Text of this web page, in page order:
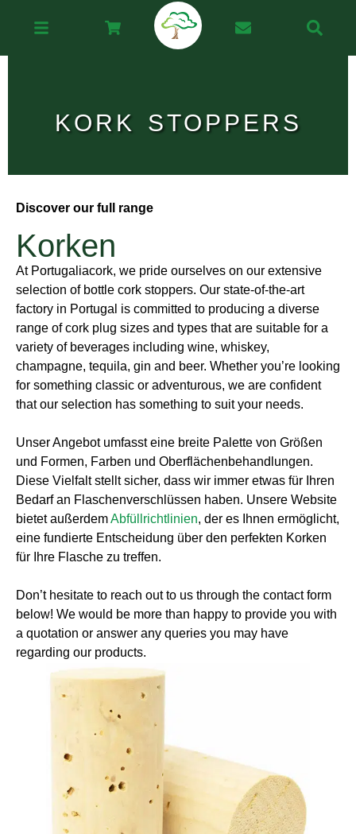
KORK STOPPERS
Discover our full range
Korken
At Portugaliacork, we pride ourselves on our extensive
selection of bottle cork stoppers. Our state-of-the-art
factory in Portugal is committed to producing a diverse
range of cork plug sizes and types that are suitable for a
variety of beverages including wine, whiskey,
champagne, tequila, gin and beer. Whether you’re looking
for something classic or adventurous, we are confident
that our selection has something to suit your needs.
Unser Angebot umfasst eine breite Palette von Größen
und Formen, Farben und Oberflächenbehandlungen.
Diese Vielfalt stellt sicher, dass wir immer etwas für Ihren
Bedarf an Flaschenverschlüssen haben. Unsere Website
bietet außerdemAbfüllrichtlinien, der es Ihnen ermöglicht,
eine fundierte Entscheidung über den perfekten Korken
für Ihre Flasche zu treffen.
Don’t hesitate to reach out to us through the contact form
below! We would be more than happy to provide you with
a quotation or answer any queries you may have
regarding our products.
Favorite choice for premium and quality wines. Gives a
crucial contribution to the evolution and refinement of the
wine during its aging process.